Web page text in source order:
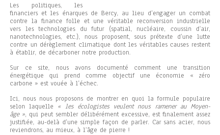
Les politiques, les
financiers et les énarques de Bercy, au lieu d’engager un combat
contre la finance folle et une véritable reconversion industrielle
vers les technologies du futur (spatial, nucléaire, coussin d’air,
nanotechnologies, etc.), nous proposent, sous prétexte d’une lutte
contre un dérèglement climatique dont les véritables causes restent
à établir, de décarboner notre production.
Sur ce site, nous avons documenté comment une transition
énergétique qui prend comme objectif une économie « zéro
carbone » est vouée à l’échec.
Ici, nous nous proposons de montrer en quoi la formule populaire
selon laquelle « les écologistes veulent nous ramener au Moyen-
âge », qui peut sembler délibérément excessive, est finalement assez
justifiée, au-delà d’une simple façon de parler. Car sans acier, nous
reviendrons, au mieux, à l’âge de pierre !